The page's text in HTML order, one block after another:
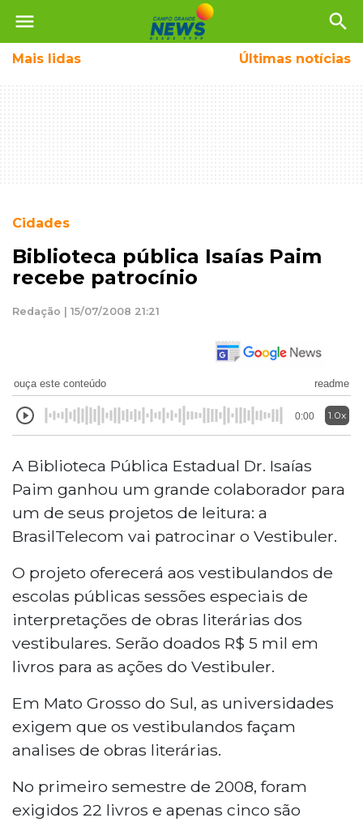
menu search
Mais lidas Últimas notícias
Cidades
Biblioteca pública Isaías Paim
recebe patrocínio
Redação | 15/07/2008 21:21
ouça este conteúdo readme
0:00 1.0x
A Biblioteca Pública Estadual Dr. Isaías
Paim ganhou um grande colaborador para
um de seus projetos de leitura: a
BrasilTelecom vai patrocinar o Vestibuler.
O projeto oferecerá aos vestibulandos de
escolas públicas sessões especiais de
interpretações de obras literárias dos
vestibulares. Serão doados R$ 5 mil em
livros para as ações do Vestibuler.
Em Mato Grosso do Sul, as universidades
exigem que os vestibulandos façam
analises de obras literárias.
No primeiro semestre de 2008, foram
exigidos 22 livros e apenas cinco são